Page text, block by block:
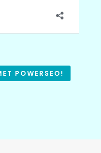
POWERSEO!